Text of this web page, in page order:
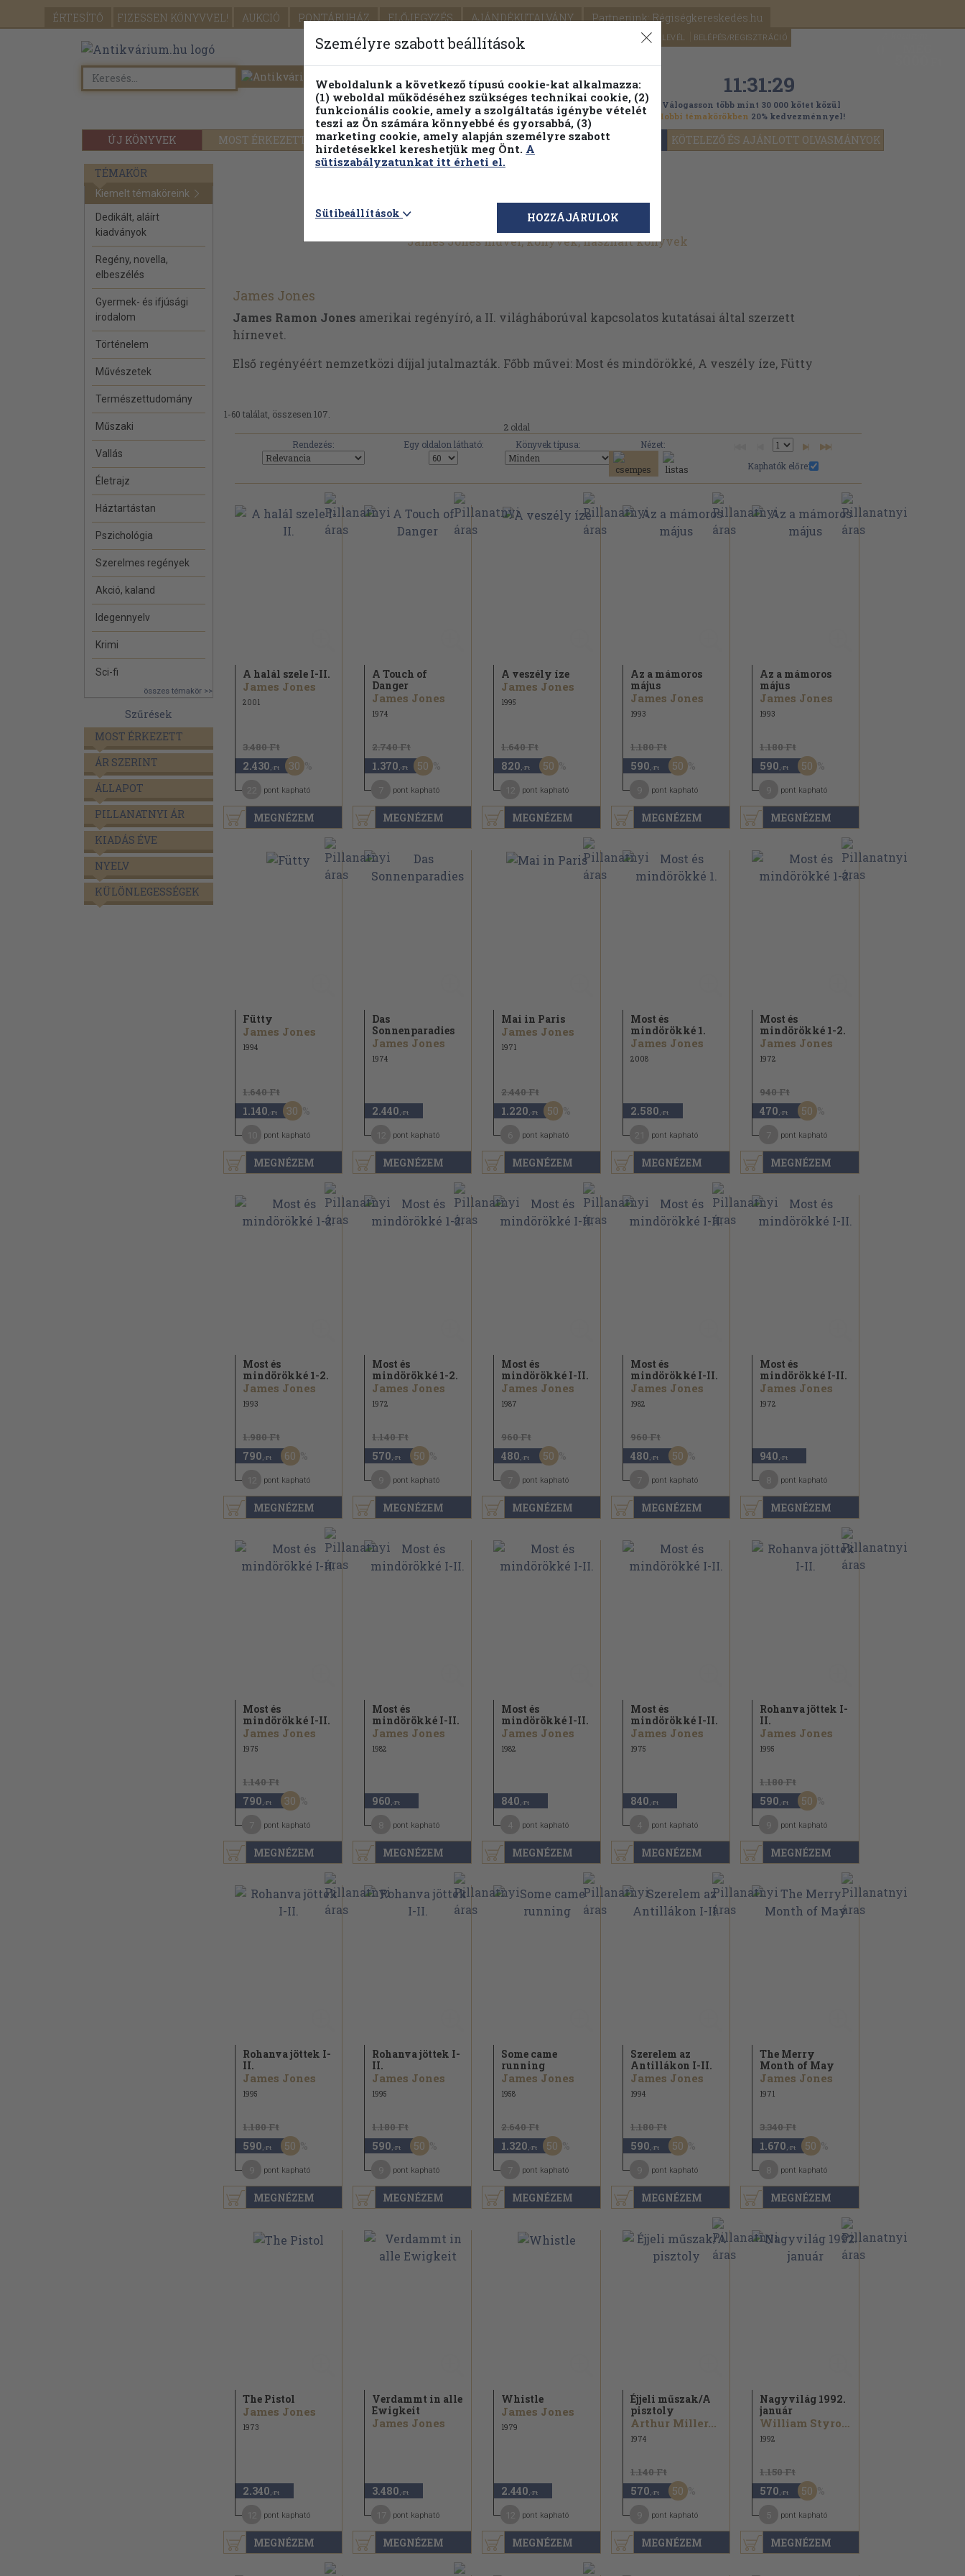
ÉRTESÍTŐ FIZESSEN KÖNYVVEL! AUKCIÓ PONTÁRUHÁZ ELŐJEGYZÉS AJÁNDÉKUTALVÁNY Partnerünk: Régiségkereskedés.hu
SEGÍTSÉG HÍRLEVÉL BELÉPÉS/REGISZTRÁCIÓ
ÚJ KÖNYVEK MOST ÉRKEZETT PILLANATNYI ÁRAINK FENNTARTHATÓ OLVASMÁNYOK KÖTELEZŐ ÉS AJÁNLOTT OLVASMÁNYOK
Részletes kereső Témaköri fa 11:31:27
Válogasson több mint 30 000 kötet közül
Hobbi témakörökben 20% kedvezménnyel!
TÉMAKÖR
Kiemelt témaköreink
Dedikált, aláírt
kiadványok
Regény, novella,
elbeszélés
Gyermek- és ifjúsági
irodalom
Történelem
Művészetek
Természettudomány
Műszaki
Vallás
Életrajz
Háztartástan
Pszichológia
Szerelmes regények
Akció, kaland
Idegennyelv
Krimi
Sci-fi
összes témakör >>
Szűrések
MOST ÉRKEZETT
ÁR SZERINT
ÁLLAPOT
PILLANATNYI ÁR
KIADÁS ÉVE
NYELV
KÜLÖNLEGESSÉGEK
James Jones művei, könyvek, használt könyvek
James Jones
James Ramon Jones amerikai regényíró, a II. világháborúval kapcsolatos kutatásai által szerzett
hírnevet.
Első regényéért nemzetközi díjjal jutalmazták. Főbb művei: Most és mindörökké, A veszély íze, Fütty
1-60 találat, összesen 107.
2 oldal
Rendezés:
Egy oldalon látható: Könyvek típusa:
Nézet:
Kaphatók előre:
MEGNÉZEM
A halál szele I-II.
James Jones
2001
3.480 Ft
2.430 ,-Ft 30
pont kapható
MEGNÉZEM
A Touch of
Danger
James Jones
1974
2.740 Ft
1.370 ,-Ft 50
pont kapható
MEGNÉZEM
A veszély íze
James Jones
1995
1.640 Ft
820 ,-Ft 50
pont kapható
MEGNÉZEM
Az a mámoros
május
James Jones
1993
1.180 Ft
590 ,-Ft 50
pont kapható
MEGNÉZEM
Az a mámoros
május
James Jones
1993
1.180 Ft
590 ,-Ft 50
pont kapható
MEGNÉZEM
Fütty
James Jones
1994
1.640 Ft
1.140 ,-Ft 30
pont kapható
MEGNÉZEM
Das
Sonnenparadies
James Jones
1974
2.440 ,-Ft
pont kapható
MEGNÉZEM
Mai in Paris
James Jones
1971
2.440 Ft
1.220 ,-Ft 50
pont kapható
MEGNÉZEM
Most és
mindörökké 1.
James Jones
2008
2.580 ,-Ft
pont kapható
MEGNÉZEM
Most és
mindörökké 1-2.
James Jones
1972
940 Ft
470 ,-Ft 50
pont kapható
MEGNÉZEM
Most és
mindörökké 1-2.
James Jones
1993
1.980 Ft
790 ,-Ft 60
pont kapható
MEGNÉZEM
Most és
mindörökké 1-2.
James Jones
1972
1.140 Ft
570 ,-Ft 50
pont kapható
MEGNÉZEM
Most és
mindörökké I-II.
James Jones
1987
960 Ft
480 ,-Ft 50
pont kapható
MEGNÉZEM
Most és
mindörökké I-II.
James Jones
1982
960 Ft
480 ,-Ft 50
pont kapható
MEGNÉZEM
Most és
mindörökké I-II.
James Jones
1972
940 ,-Ft
pont kapható
MEGNÉZEM
Most és
mindörökké I-II.
James Jones
1975
1.140 Ft
790 ,-Ft 30
pont kapható
MEGNÉZEM
Most és
mindörökké I-II.
James Jones
1982
960 ,-Ft
pont kapható
MEGNÉZEM
Most és
mindörökké I-II.
James Jones
1982
840 ,-Ft
pont kapható
MEGNÉZEM
Most és
mindörökké I-II.
James Jones
1975
840 ,-Ft
pont kapható
MEGNÉZEM
Rohanva jöttek I-
II.
James Jones
1995
1.180 Ft
590 ,-Ft 50
pont kapható
MEGNÉZEM
Rohanva jöttek I-
II.
James Jones
1995
1.180 Ft
590 ,-Ft 50
pont kapható
MEGNÉZEM
Rohanva jöttek I-
II.
James Jones
1995
1.180 Ft
590 ,-Ft 50
pont kapható
MEGNÉZEM
Some came
running
James Jones
1958
2.640 Ft
1.320 ,-Ft 50
pont kapható
MEGNÉZEM
Szerelem az
Antillákon I-II.
James Jones
1994
1.180 Ft
590 ,-Ft 50
pont kapható
MEGNÉZEM
The Merry
Month of May
James Jones
1971
3.340 Ft
1.670 ,-Ft 50
pont kapható
MEGNÉZEM
The Pistol
James Jones
1973
2.340 ,-Ft
pont kapható
MEGNÉZEM
Verdammt in alle
Ewigkeit
James Jones
3.480 ,-Ft
pont kapható
MEGNÉZEM
Whistle
James Jones
1979
2.440 ,-Ft
pont kapható
MEGNÉZEM
Éjjeli műszak/A
pisztoly
Arthur Miller...
1974
1.140 Ft
570 ,-Ft 50
pont kapható
MEGNÉZEM
Nagyvilág 1992.
január
William Styron...
1992
1.150 Ft
570 ,-Ft 50
pont kapható
Személyre szabott beállítások
Weboldalunk a következő típusú cookie-kat alkalmazza:
(1) weboldal működéséhez szükséges technikai cookie, (2)
funkcionális cookie, amely a szolgáltatás igénybe vételét
teszi az Ön számára könnyebbé és gyorsabbá, (3)
marketing cookie, amely alapján személyre szabott
hirdetésekkel kereshetjük meg Önt. A
sütiszabályzatunkat itt érheti el.
Sütibeállítások HOZZÁJÁRULOK